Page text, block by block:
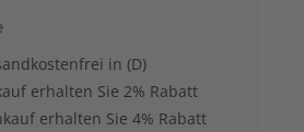
in (D)
erhalten Sie 2% Rabatt
erhalten Sie 4% Rabatt